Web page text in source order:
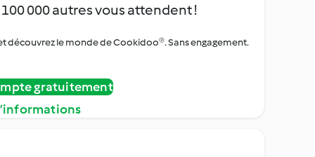
000 autres vous attendent !
découvrez le monde de Cookidoo®. Sans engagement.
gratuitement